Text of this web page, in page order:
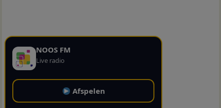
NOOS FM
Live radio
Afspelen